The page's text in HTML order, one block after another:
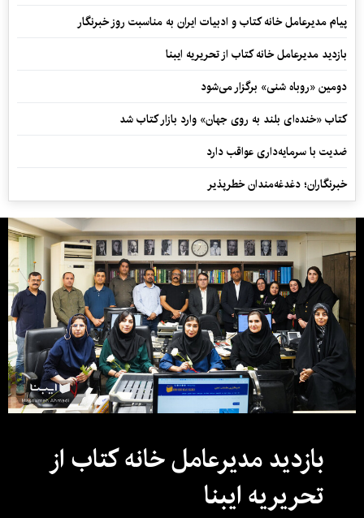
پیام مدیرعامل خانه کتاب و ادبیات ایران به مناسبت روز خبرنگار
بازدید مدیرعامل خانه کتاب از تحریریه ایبنا
دومین «روباه شنی» برگزار می‌شود
کتاب «خنده‌ای بلند به روی جهان» وارد بازار کتاب شد
ضدیت با سرمایه‌داری عواقب دارد
خبرنگاران؛ دغدغه‌مندان خطرپذیر
بازدید مدیرعامل خانه کتاب از
تحریریه ایبنا